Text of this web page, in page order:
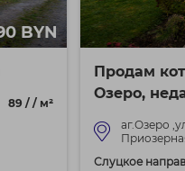
BYN
89 / / м²
Продам
Озеро,
аг.Озеро
Слуцкое